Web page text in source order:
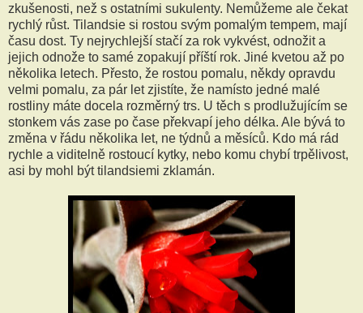
zkušenosti, než s ostatními sukulenty. Nemůžeme ale čekat
rychlý růst. Tilandsie si rostou svým pomalým tempem, mají
času dost. Ty nejrychlejší stačí za rok vykvést, odnožit a
jejich odnože to samé zopakují příští rok. Jiné kvetou až po
několika letech. Přesto, že rostou pomalu, někdy opravdu
velmi pomalu, za pár let zjistíte, že namísto jedné malé
rostliny máte docela rozměrný trs. U těch s prodlužujícím se
stonkem vás zase po čase překvapí jeho délka. Ale bývá to
změna v řádu několika let, ne týdnů a měsíců. Kdo má rád
rychle a viditelně rostoucí kytky, nebo komu chybí trpělivost,
asi by mohl být tilandsiemi zklamán.